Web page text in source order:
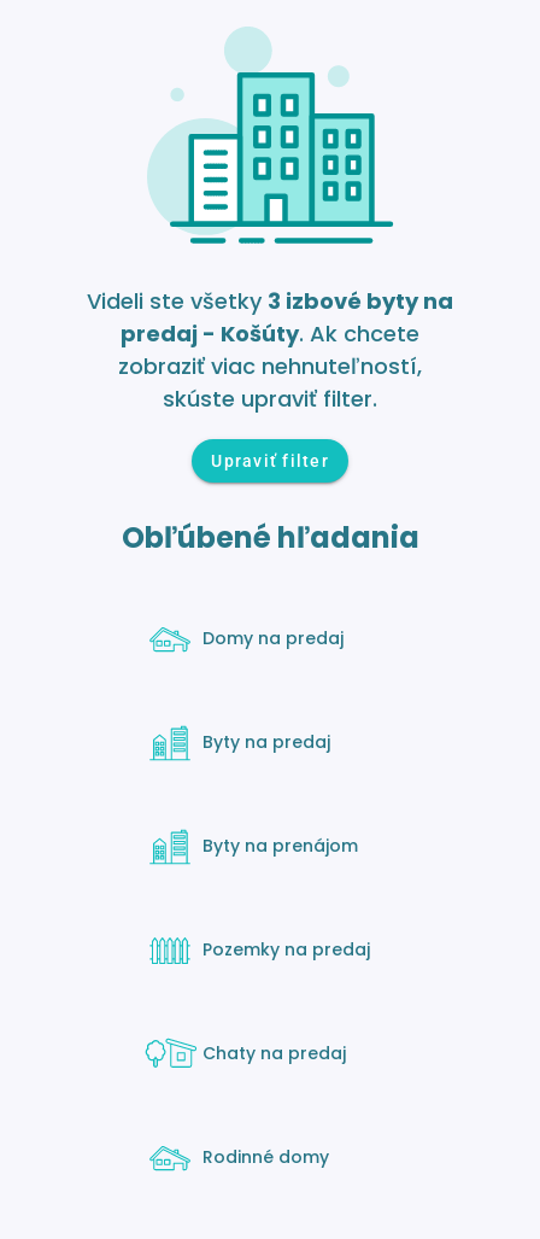
Videli ste všetky 3 izbové byty na
predaj - Košúty. Ak chcete
zobraziť viac nehnuteľností,
skúste upraviť filter.
Upraviť filter
Obľúbené hľadania
Domy na predaj
Byty na predaj
Byty na prenájom
Pozemky na predaj
Chaty na predaj
Rodinné domy